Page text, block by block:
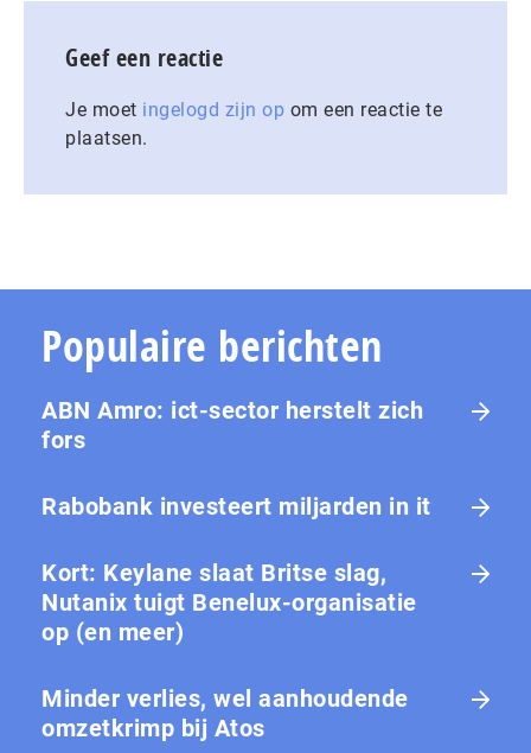
Geef een reactie
Je moet ingelogd zijn op om een reactie te
plaatsen.
Populaire berichten
ABN Amro: ict-sector herstelt zich
fors
Rabobank investeert miljarden in it
Kort: Keylane slaat Britse slag,
Nutanix tuigt Benelux-organisatie
op (en meer)
Minder verlies, wel aanhoudende
omzetkrimp bij Atos